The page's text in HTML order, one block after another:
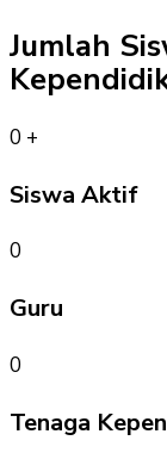
Jumlah
0 +
Siswa Aktif
0
Guru
0
Tenaga